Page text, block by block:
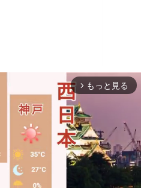
arrow_forward_ios もっと見る